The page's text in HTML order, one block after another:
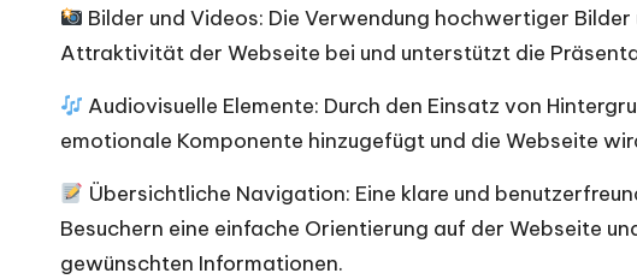
Bilder und Videos: Die Verwendung hochwertiger
Attraktivität der Webseite bei und unterstützt die
Audiovisuelle Elemente: Durch den Einsatz von
emotionale Komponente hinzugefügt und die Webseite
Übersichtliche Navigation: Eine klare und
Besuchern eine einfache Orientierung auf der Webseite
gewünschten Informationen.